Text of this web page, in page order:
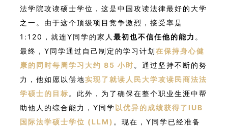
法学院攻读硕士学位，这是中国攻读法律最好的大学
之一。由于这个顶级项目竞争激烈，接受率是
1:120，就连Y同学的家人 最初也不信任他的能力 。
最终，Y同学通过自己制定的学习计划在保持身心健
康的同时每周学习大约 85 小时。通过坚持不断的努
力，他如愿以偿地实现了就读人民大学攻读民商法法
学硕士的目标。此外，为了确保在整个职业生涯中帮
助他人的综合能力，Y同学以优异的成绩获得了IUB
国际法学硕士学位 (LLM) 。现在，Y同学已经准备